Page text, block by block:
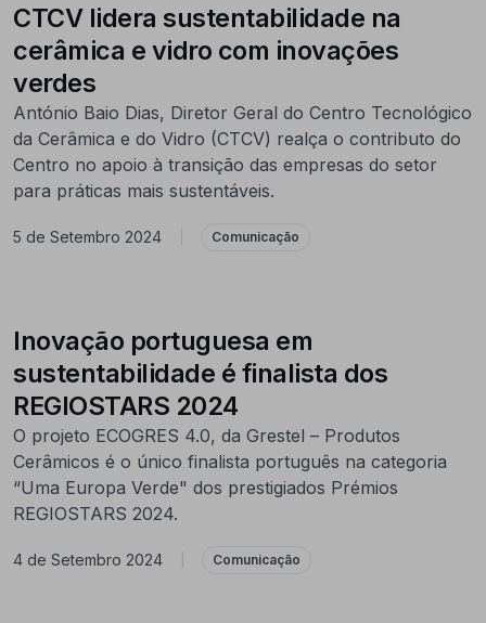
CTCV lidera sustentabilidade na
cerâmica e vidro com inovações
verdes
António Baio Dias, Diretor Geral do Centro Tecnológico
da Cerâmica e do Vidro (CTCV) realça o contributo do
Centro no apoio à transição das empresas do setor
para práticas mais sustentáveis.
5 de Setembro 2024 Comunicação
Inovação portuguesa em
sustentabilidade é finalista dos
REGIOSTARS 2024
O projeto ECOGRES 4.0, da Grestel – Produtos
Cerâmicos é o único finalista português na categoria
“Uma Europa Verde" dos prestigiados Prémios
REGIOSTARS 2024.
4 de Setembro 2024 Comunicação